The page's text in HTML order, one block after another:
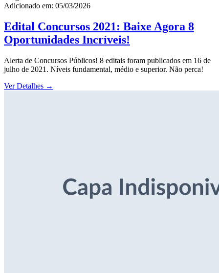
Adicionado em: 05/03/2026
Edital Concursos 2021: Baixe Agora 8
Oportunidades Incríveis!
Alerta de Concursos Públicos! 8 editais foram publicados em 16 de
julho de 2021. Níveis fundamental, médio e superior. Não perca!
Ver Detalhes →